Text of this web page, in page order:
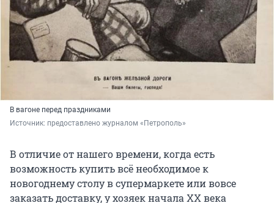
В вагоне перед праздниками
Источник: предоставлено журналом «Петрополь»
В отличие от нашего времени, когда есть
возможность купить всё необходимое к
новогоднему столу в супермаркете или вовсе
заказать доставку, у хозяек начала ХХ века